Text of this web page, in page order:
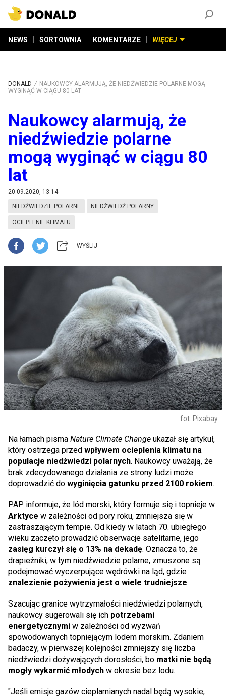
NEWS SORTOWNIA KOMENTARZE WIĘCEJ
DONALD
NAUKOWCY ALARMUJĄ, ŻE NIEDŹWIEDZIE POLARNE MOGĄ
WYGINĄĆ W CIĄGU 80 LAT
Naukowcy alarmują, że
niedźwiedzie polarne
mogą wyginąć w ciągu 80
lat
20.09.2020, 13:14
NIEDŹWIEDZIE POLARNE NIEDŻWIEDŹ POLARNY
OCIEPLENIE KLIMATU
WYŚLIJ
fot. Pixabay
Na łamach pisma Nature Climate Change ukazał się artykuł,
który ostrzega przed wpływem ocieplenia klimatu na
populacje niedźwiedzi polarnych. Naukowcy uważają, że
brak zdecydowanego działania ze strony ludzi może
doprowadzić do wyginięcia gatunku przed 2100 rokiem.
PAP informuje, że lód morski, który formuje się i topnieje w
Arktyce w zależności od pory roku, zmniejsza się w
zastraszającym tempie. Od kiedy w latach 70. ubiegłego
wieku zaczęto prowadzić obserwacje satelitarne, jego
zasięg kurczył się o 13% na dekadę. Oznacza to, że
drapieżniki, w tym niedźwiedzie polarne, zmuszone są
podejmować wyczerpujące wędrówki na ląd, gdzie
znalezienie pożywienia jest o wiele trudniejsze.
Szacując granice wytrzymałości niedźwiedzi polarnych,
naukowcy sugerowali się ich potrzebami
energetycznymi w zależności od wyzwań
spowodowanych topniejącym lodem morskim. Zdaniem
badaczy, w pierwszej kolejności zmniejszy się liczba
niedźwiedzi dożywających dorosłości, bo matki nie będą
mogły wykarmić młodych w okresie bez lodu.
"Jeśli emisje gazów cieplarnianych nadal będą wysokie,